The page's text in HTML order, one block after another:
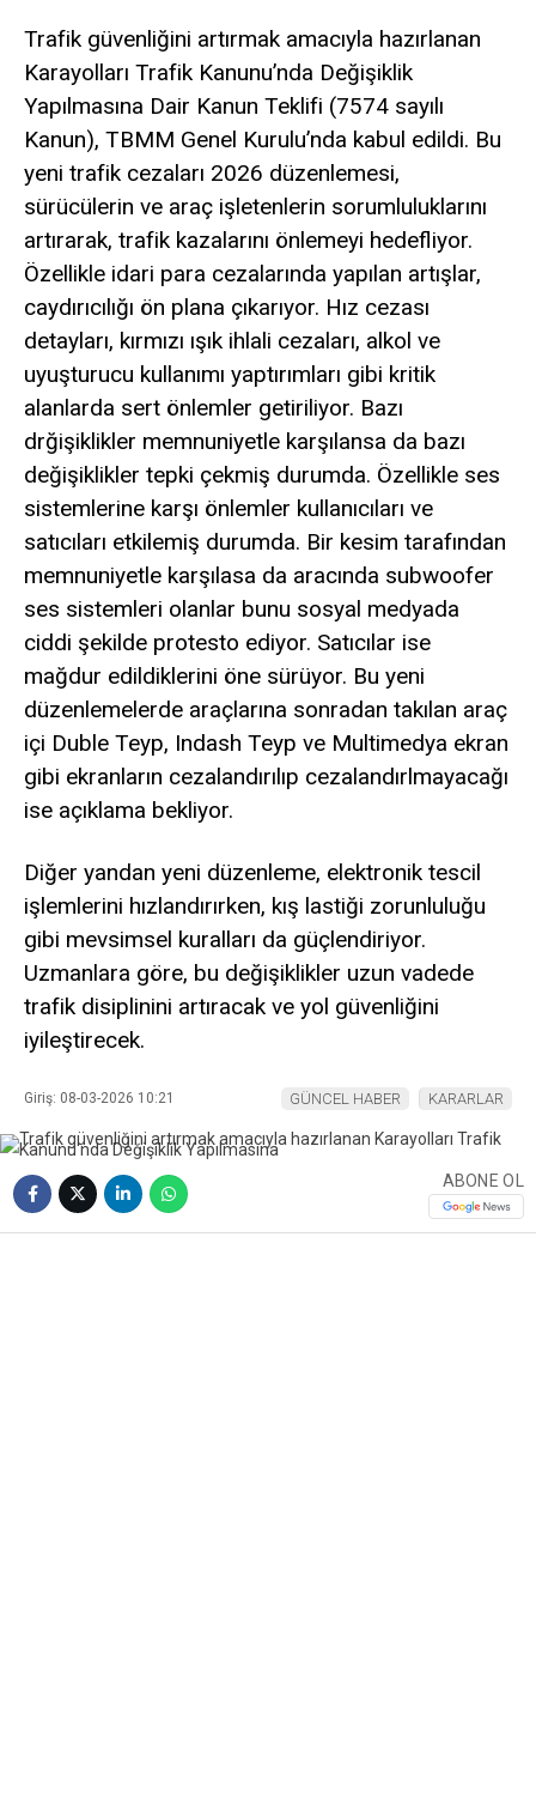
Trafik güvenliğini artırmak amacıyla hazırlanan
Karayolları Trafik Kanunu’nda Değişiklik
Yapılmasına Dair Kanun Teklifi (7574 sayılı
Kanun), TBMM Genel Kurulu’nda kabul edildi. Bu
yeni trafik cezaları 2026 düzenlemesi,
sürücülerin ve araç işletenlerin sorumluluklarını
artırarak, trafik kazalarını önlemeyi hedefliyor.
Özellikle idari para cezalarında yapılan artışlar,
caydırıcılığı ön plana çıkarıyor. Hız cezası
detayları, kırmızı ışık ihlali cezaları, alkol ve
uyuşturucu kullanımı yaptırımları gibi kritik
alanlarda sert önlemler getiriliyor. Bazı
drğişiklikler memnuniyetle karşılansa da bazı
değişiklikler tepki çekmiş durumda. Özellikle ses
sistemlerine karşı önlemler kullanıcıları ve
satıcıları etkilemiş durumda. Bir kesim tarafından
memnuniyetle karşılasa da aracında subwoofer
ses sistemleri olanlar bunu sosyal medyada
ciddi şekilde protesto ediyor. Satıcılar ise
mağdur edildiklerini öne sürüyor. Bu yeni
düzenlemelerde araçlarına sonradan takılan araç
içi Duble Teyp, Indash Teyp ve Multimedya ekran
gibi ekranların cezalandırılıp cezalandırlmayacağı
ise açıklama bekliyor.
Diğer yandan yeni düzenleme, elektronik tescil
işlemlerini hızlandırırken, kış lastiği zorunluluğu
gibi mevsimsel kuralları da güçlendiriyor.
Uzmanlara göre, bu değişiklikler uzun vadede
trafik disiplinini artıracak ve yol güvenliğini
iyileştirecek.
Giriş: 08-03-2026 10:21 GÜNCEL HABER KARARLAR
ABONE OL